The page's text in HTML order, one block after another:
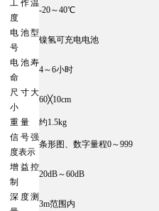
工作温
度
-20～40℃
电池型
号
镍氢可充电电池
电池寿
命
4～6小时
尺寸大
小
60╳10cm
重 量
约1.5kg
信号强
度表示
条形图、数字量程0～999
增益控
制
20dB～60dB
深度测
3m范围内